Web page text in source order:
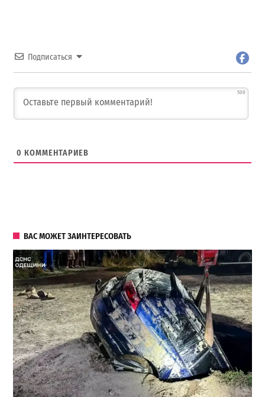
Подписаться
500
0 КОММЕНТАРИЕВ
ВАС МОЖЕТ ЗАИНТЕРЕСОВАТЬ